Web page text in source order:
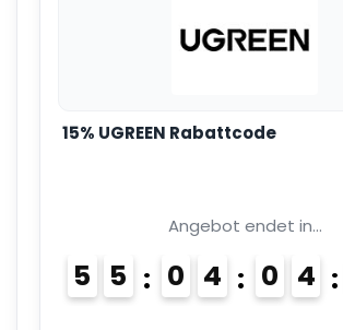
15% UGREEN Rabattcode
Angebot endet in...
5 5 0 4 0 4